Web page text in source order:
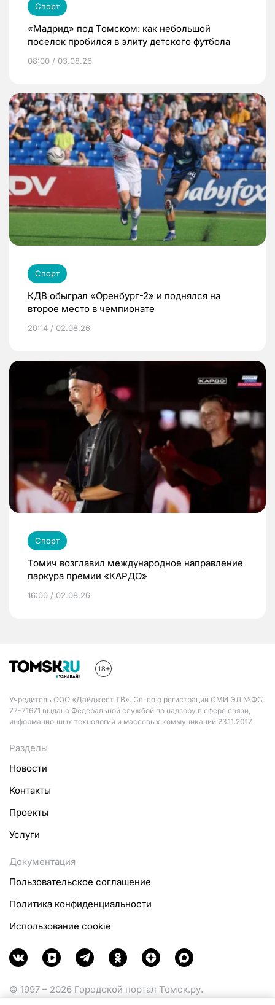
Спорт
«Мадрид» под Томском: как небольшой
поселок пробился в элиту детского футбола
08:00 / 03.08.26
Спорт
КДВ обыграл «Оренбург-2» и поднялся на
второе место в чемпионате
20:14 / 02.08.26
Спорт
Томич возглавил международное направление
паркура премии «КАРДО»
16:00 / 02.08.26
Учредитель ООО «Дайджест ТВ». Св-во о регистрации СМИ ЭЛ №ФС
77-71671 выдано Федеральной службой по надзору в сфере связи,
информационных технологий и массовых коммуникаций 23.11.2017
Разделы
Новости
Контакты
Проекты
Услуги
Документация
Пользовательское соглашение
Политика конфиденциальности
Использование cookie
© 1997 – 2026 Городской портал Томск.ру.